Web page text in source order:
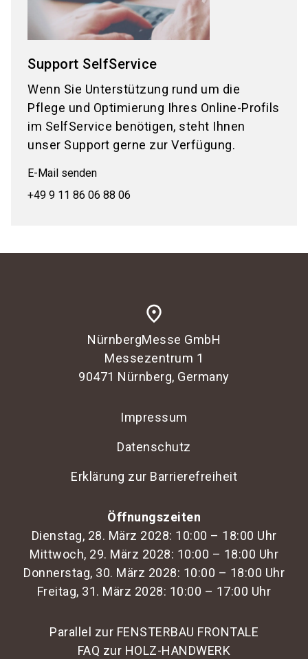
Support SelfService
Wenn Sie Unterstützung rund um die
Pflege und Optimierung Ihres Online-Profils
im SelfService benötigen, steht Ihnen
unser Support gerne zur Verfügung.
E-Mail senden
+49 9 11 86 06 88 06
place
NürnbergMesse GmbH
Messezentrum 1
90471 Nürnberg, Germany
Impressum
Datenschutz
Erklärung zur Barrierefreiheit
Öffnungszeiten
Dienstag, 28. März 2028: 10:00 – 18:00 Uhr
Mittwoch, 29. März 2028: 10:00 – 18:00 Uhr
Donnerstag, 30. März 2028: 10:00 – 18:00 Uhr
Freitag, 31. März 2028: 10:00 – 17:00 Uhr
Parallel zur FENSTERBAU FRONTALE
FAQ zur HOLZ-HANDWERK